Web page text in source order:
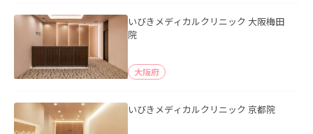
いびきメディカルクリニック 大阪梅田
院
大阪府
いびきメディカルクリニック 京都院